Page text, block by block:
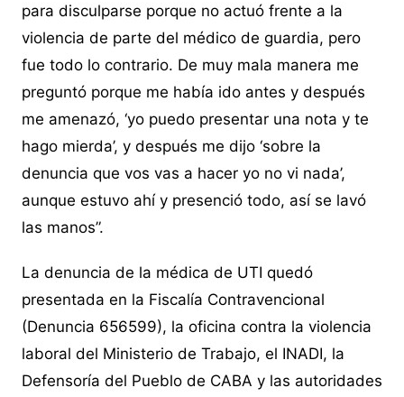
para disculparse porque no actuó frente a la
violencia de parte del médico de guardia, pero
fue todo lo contrario. De muy mala manera me
preguntó porque me había ido antes y después
me amenazó, ‘yo puedo presentar una nota y te
hago mierda’, y después me dijo ‘sobre la
denuncia que vos vas a hacer yo no vi nada’,
aunque estuvo ahí y presenció todo, así se lavó
las manos”.
La denuncia de la médica de UTI quedó
presentada en la Fiscalía Contravencional
(Denuncia 656599), la oficina contra la violencia
laboral del Ministerio de Trabajo, el INADI, la
Defensoría del Pueblo de CABA y las autoridades